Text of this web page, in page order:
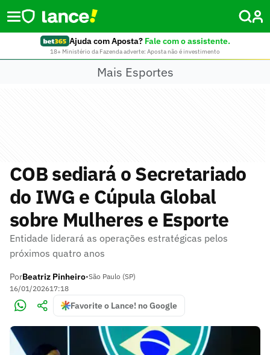
Ajuda com Aposta? Fale com o assistente.
18+ Ministério da Fazenda adverte: Aposta não é investimento
Mais Esportes
COB sediará o Secretariado
do IWG e Cúpula Global
sobre Mulheres e Esporte
Entidade liderará as operações estratégicas pelos
próximos quatro anos
PorBeatriz Pinheiro•São Paulo (SP)
16/01/202617:18
Favorite o Lance! no Google